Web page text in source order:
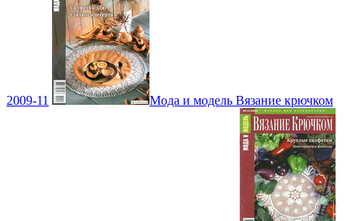
2009-11 Мода и модель Вязание крючком